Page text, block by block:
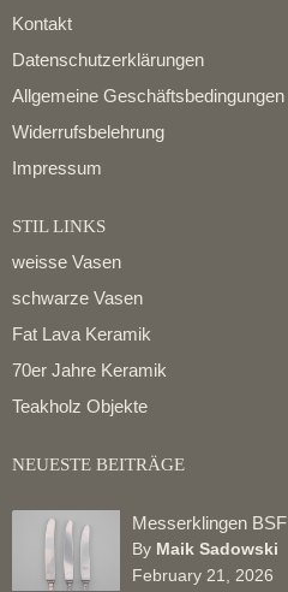
Kontakt
Datenschutzerklärungen
Allgemeine Geschäftsbedingungen
Widerrufsbelehrung
Impressum
STIL LINKS
weisse Vasen
schwarze Vasen
Fat Lava Keramik
70er Jahre Keramik
Teakholz Objekte
NEUESTE BEITRÄGE
Messerklingen BSF
By Maik Sadowski
February 21, 2026